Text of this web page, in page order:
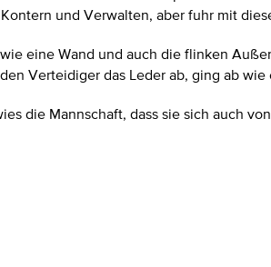
und Verwalten, aber fuhr mit
eine Wand und auch die flinken
Verteidiger das Leder ab, ging ab
die Mannschaft, dass sie sich auch